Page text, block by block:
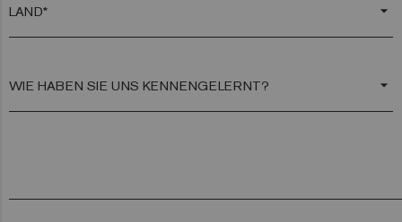
arrow_drop_down
arrow_drop_down